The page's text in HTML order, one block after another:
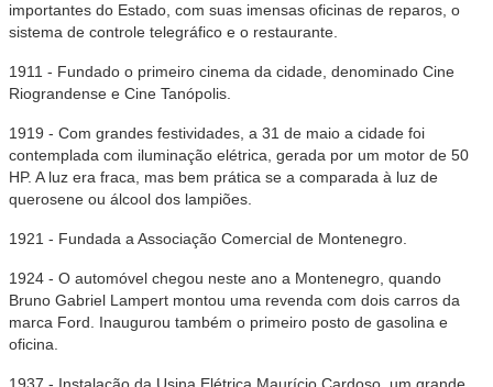
importantes do Estado, com suas imensas oficinas de reparos, o
sistema de controle telegráfico e o restaurante.
1911 - Fundado o primeiro cinema da cidade, denominado Cine
Riograndense e Cine Tanópolis.
1919 - Com grandes festividades, a 31 de maio a cidade foi
contemplada com iluminação elétrica, gerada por um motor de 50
HP. A luz era fraca, mas bem prática se a comparada à luz de
querosene ou álcool dos lampiões.
1921 - Fundada a Associação Comercial de Montenegro.
1924 - O automóvel chegou neste ano a Montenegro, quando
Bruno Gabriel Lampert montou uma revenda com dois carros da
marca Ford. Inaugurou também o primeiro posto de gasolina e
oficina.